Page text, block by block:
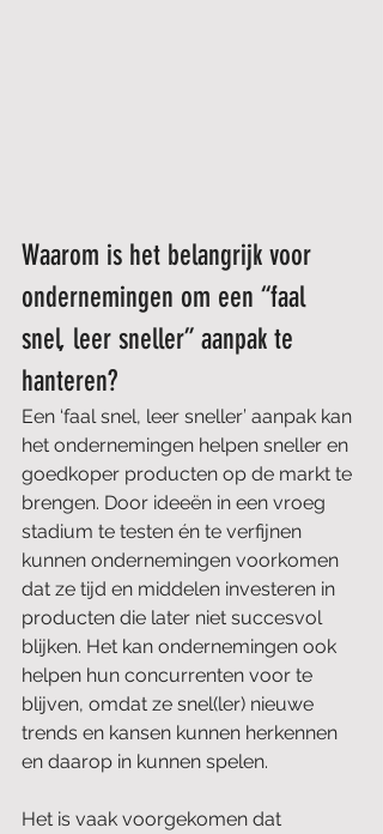
Waarom is het belangrijk voor
ondernemingen om een “faal
snel, leer sneller” aanpak te
hanteren?
Een ‘faal snel, leer sneller’ aanpak kan
het ondernemingen helpen sneller en
goedkoper producten op de markt te
brengen. Door ideeën in een vroeg
stadium te testen én te verfijnen
kunnen ondernemingen voorkomen
dat ze tijd en middelen investeren in
producten die later niet succesvol
blijken. Het kan ondernemingen ook
helpen hun concurrenten voor te
blijven, omdat ze snel(ler) nieuwe
trends en kansen kunnen herkennen
en daarop in kunnen spelen.
Het is vaak voorgekomen dat